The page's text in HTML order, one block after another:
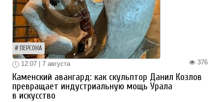
ПЕРСОНА
376
12:07 | 7 августа
Каменский авангард: как скульптор Данил Козлов
превращает индустриальную мощь Урала
в искусство